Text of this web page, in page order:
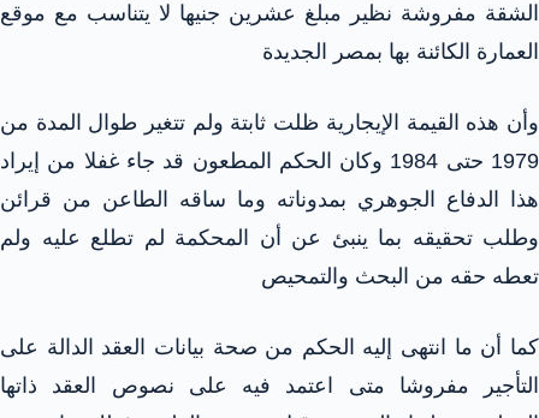
الشقة مفروشة نظير مبلغ عشرين جنيها لا يتناسب مع موقع
العمارة الكائنة بها بمصر الجديدة
وأن هذه القيمة الإيجارية ظلت ثابتة ولم تتغير طوال المدة من
1979 حتى 1984 وكان الحكم المطعون قد جاء غفلا من إيراد
هذا الدفاع الجوهري بمدوناته وما ساقه الطاعن من قرائن
وطلب تحقيقه بما ينبئ عن أن المحكمة لم تطلع عليه ولم
تعطه حقه من البحث والتمحيص
كما أن ما انتهى إليه الحكم من صحة بيانات العقد الدالة على
التأجير مفروشا متى اعتمد فيه على نصوص العقد ذاتها